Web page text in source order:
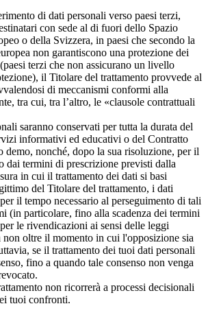
di dati personali verso paesi terzi,
con sede al di fuori dello Spazio
o della Svizzera, in paesi che secondo la
non garantiscono una protezione dei
terzi che non assicurano un livello
il Titolare del trattamento provvede al
di meccanismi conformi alla
tra cui, tra l’altro, le «clausole contrattuali
saranno conservati per tutta la durata del
informativi ed educativi o del Contratto
demo, nonché, dopo la sua risoluzione, per il
dai termini di prescrizione previsti dalla
in cui il trattamento dei dati si basi
del Titolare del trattamento, i dati
il tempo necessario al perseguimento di tali
(in particolare, fino alla scadenza dei termini
le rivendicazioni ai sensi delle leggi
oltre il momento in cui l'opposizione sia
se il trattamento dei tuoi dati personali
fino a quando tale consenso non venga
non ricorrerà a processi decisionali
tuoi confronti.